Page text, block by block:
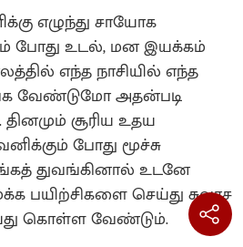
எழுந்து சாயோக
போது உடல், மன இயக்கம்
எந்த நாசியில் எந்த
வேண்டுமோ அதன்படி
சூரிய உதய
போது மூச்சு
துவங்கினால் உடனே
பயிற்சிகளை செய்து சுவாச
கொள்ள வேண்டும்.